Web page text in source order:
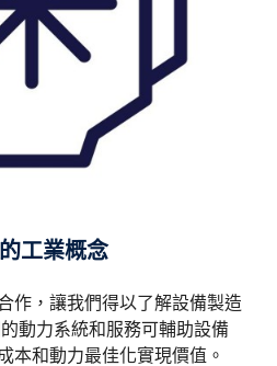
的工業概念
作，讓我們得以了解設備製造
動力系統和服務可輔助設備
本和動力最佳化實現價值。